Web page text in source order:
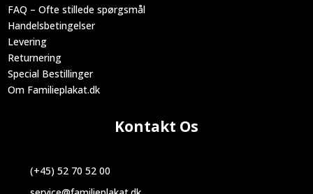
FAQ – Ofte stillede spørgsmål
Handelsbetingelser
Levering
Returnering
Special Bestillinger
Om Familieplakat.dk
Kontakt Os
(+45) 52 70 52 00